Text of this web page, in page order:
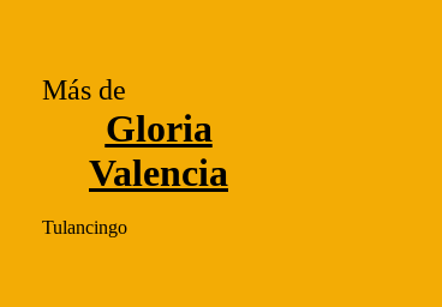
Más de
Gloria
Valencia
Tulancingo